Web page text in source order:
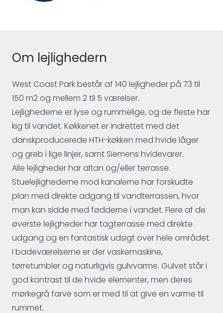
Om lejlighedern
West Coast Park består af 140 lejligheder på 73 til
150 m2 og mellem 2 til 5 værelser.
Lejlighederne er lyse og rummelige, og de fleste har
kig til vandet. Køkkenet er indrettet med det
danskproducerede HTH-køkken med hvide låger
og greb i lige linjer, samt Siemens hvidevarer.
Alle lejligheder har altan og/eller terrasse.
Stuelejlighederne mod kanalerne har forskudte
plan med direkte adgang til vandterrassen, hvor
man kan sidde med fødderne i vandet. Flere af de
øverste lejligheder har tagterrasse med direkte
udgang og en fantastisk udsigt over hele området.
I badeværelserne er der vaskemaskine,
tørretumbler og naturligvis gulvvarme. Gulvet står i
god kontrast til de hvide elementer, men deres
mørkegrå farve som er med til at give en varme til
rummet.